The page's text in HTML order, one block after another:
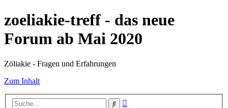
zoeliakie-treff - das neue
Forum ab Mai 2020
Zöliakie - Fragen und Erfahrungen
Zum Inhalt
Suche